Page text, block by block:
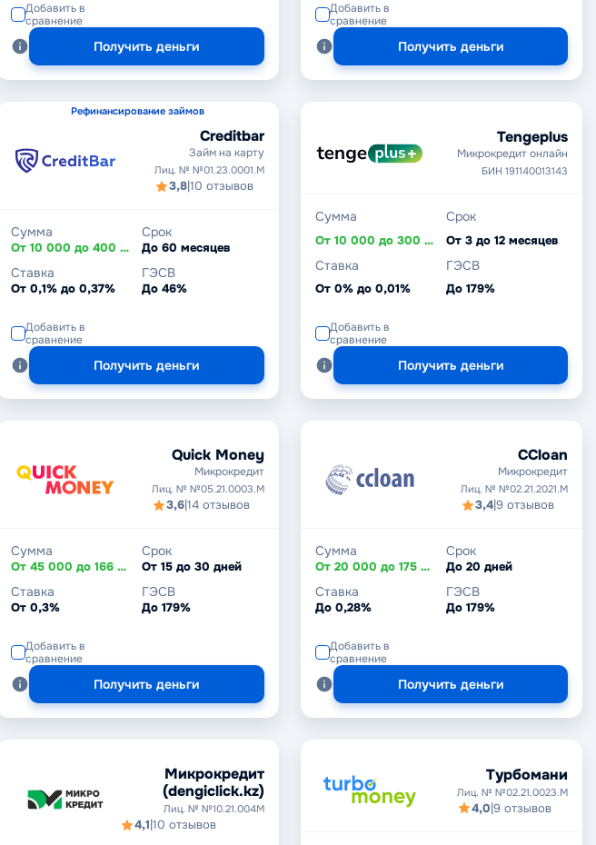
Добавить в
сравнение
Получить деньги
Добавить в
сравнение
Получить деньги
Рефинансирование займов
Creditbar
Займ на карту
Лиц. № №01.23.0001.M
3,8|10 отзывов
Сумма
От 10 000 до 400 000 ₸
Срок
До 60 месяцев
Ставка
От 0,1% до 0,37%
ГЭСВ
До 46%
Добавить в
сравнение
Получить деньги
Tengeplus
Микрокредит онлайн
БИН 191140013143
Сумма
От 10 000 до 300 000 ₸
Срок
От 3 до 12 месяцев
Ставка
От 0% до 0,01%
ГЭСВ
До 179%
Добавить в
сравнение
Получить деньги
Quick Money
Микрокредит
Лиц. № №05.21.0003.М
3,6|14 отзывов
Сумма
От 45 000 до 166 000 ₸
Срок
От 15 до 30 дней
Ставка
От 0,3%
ГЭСВ
До 179%
Добавить в
сравнение
Получить деньги
CCloan
Микрокредит
Лиц. № №02.21.2021.М
3,4|9 отзывов
Сумма
От 20 000 до 175 000 ₸
Срок
До 20 дней
Ставка
До 0,28%
ГЭСВ
До 179%
Добавить в
сравнение
Получить деньги
Микрокредит
(dengiclick.kz)
Лиц. № №10.21.004М
4,1|10 отзывов
Турбомани
Лиц. № №02.21.0023.M
4,0|9 отзывов